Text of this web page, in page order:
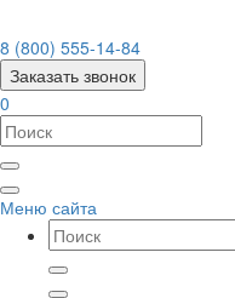
8 (800) 555-14-84
Заказать звонок
0
Меню сайта